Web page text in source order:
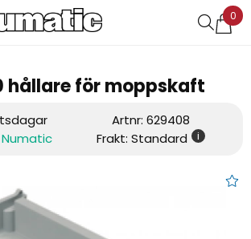
0
Favoriter (0)
hållare för moppskaft
Artnr: 629408
Numatic Frakt: Standard i
NKA120 hållare för moppskaft